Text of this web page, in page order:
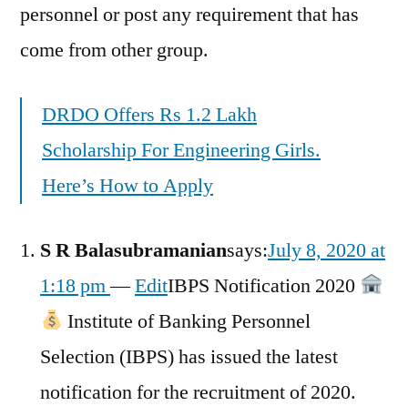
personnel or post any requirement that has
come from other group.
DRDO Offers Rs 1.2 Lakh
Scholarship For Engineering Girls.
Here’s How to Apply
S R Balasubramaniansays:July 8, 2020 at
1:18 pm—EditIBPS Notification 2020
Institute of Banking Personnel
Selection (IBPS) has issued the latest
notification for the recruitment of 2020.